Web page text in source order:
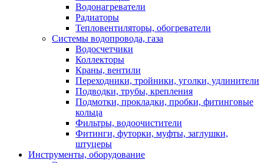
Водонагреватели
Радиаторы
Тепловентиляторы, обогреватели
Системы водопровода, газа
Водосчетчики
Коллекторы
Краны, вентили
Переходники, тройники, уголки, удлинители
Подводки, трубы, крепления
Подмотки, прокладки, пробки, фитинговые
кольца
Фильтры, водоочистители
Фитинги, футорки, муфты, заглушки,
штуцеры
Инструменты, оборудование